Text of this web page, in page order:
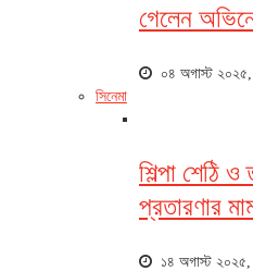
গেলেন
০৪ অগাস্ট
সিনেমা
শিল্পা শেঠি
প্রতারণার
১৪ অগাস্ট